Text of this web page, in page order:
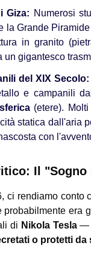
Giza: Numerosi
la Grande
in granito
un gigantesco
del XIX Secolo:
e campanili
(etere). Molti
statica dall'aria
con
Il
ci rendiamo conto
probabilmente era
di Nikola Tesla—
o protetti da